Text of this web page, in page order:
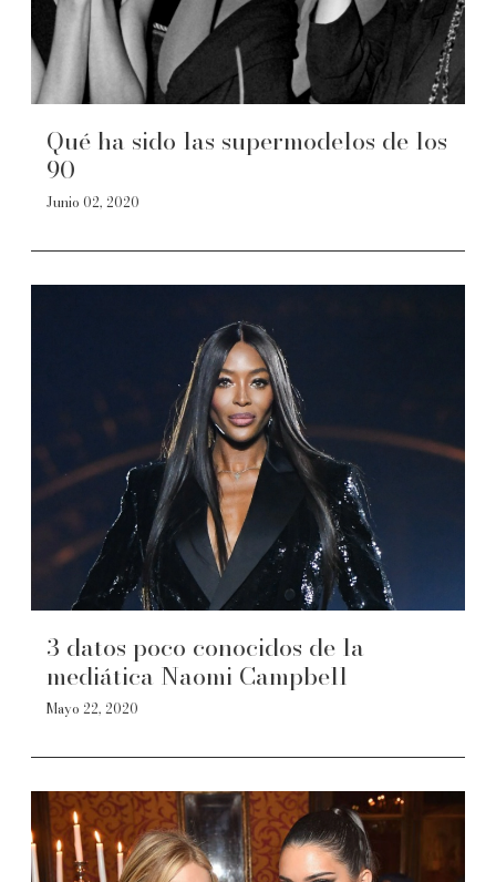
Qué ha sido las supermodelos de los
90
Junio 02, 2020
3 datos poco conocidos de la
mediática Naomi Campbell
Mayo 22, 2020